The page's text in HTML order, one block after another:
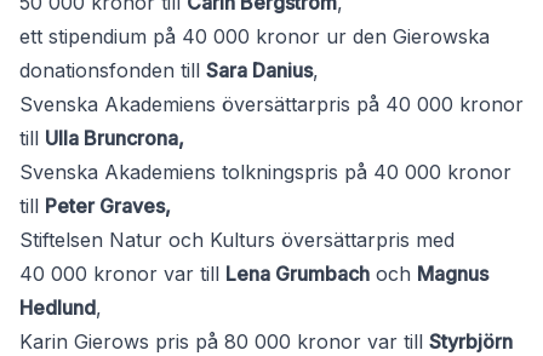
ett stipendium på 40 000 kronor ur den Gierowska
donationsfonden till Sara Danius,
Svenska Akademiens översättarpris på 40 000 kronor
till Ulla Bruncrona,
Svenska Akademiens tolkningspris på 40 000 kronor
till Peter Graves,
Stiftelsen Natur och Kulturs översättarpris med
40 000 kronor var till Lena Grumbach och Magnus
Hedlund,
Karin Gierows pris på 80 000 kronor var till Styrbjörn